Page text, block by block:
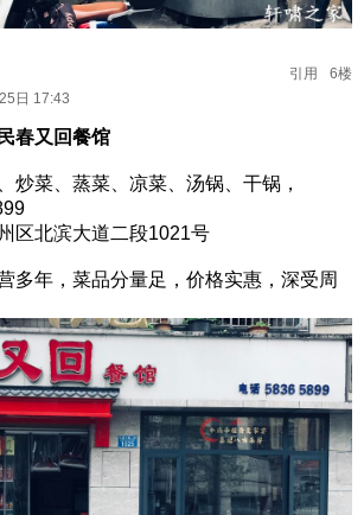
日 17:43
引用 6楼
春又回餐馆
炒菜、蒸菜、凉菜、汤锅、干锅，
区北滨大道二段1021号
多年，菜品分量足，价格实惠，深受周